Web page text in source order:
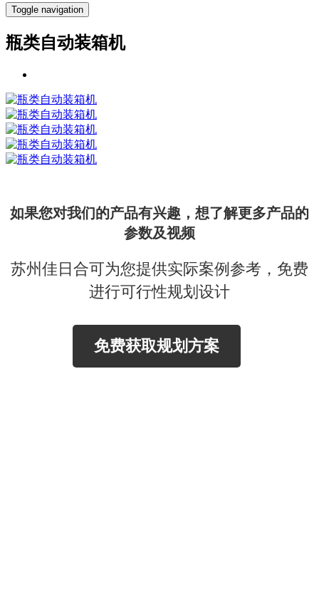
Toggle navigation
瓶类自动装箱机
如果您对我们的产品有兴趣，想了解更多产品的
参数及视频
苏州佳日合可为您提供实际案例参考，免费
进行可行性规划设计
免费获取规划方案